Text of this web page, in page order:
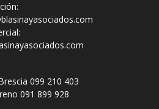
099 210 403
091 899 928